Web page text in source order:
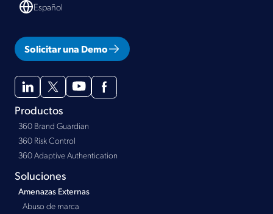
Español
Solicitar una Demo
Productos
360 Brand Guardian
360 Risk Control
360 Adaptive Authentication
Soluciones
Amenazas Externas
Abuso de marca